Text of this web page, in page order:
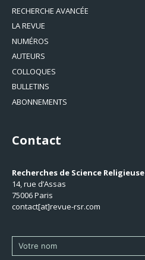
RECHERCHE AVANCÉE
LA REVUE
NUMÉROS
AUTEURS
COLLOQUES
BULLETINS
ABONNEMENTS
Contact
Recherches de Science Religieuse
14, rue d’Assas
75006 Paris
contact[at]revue-rsr.com